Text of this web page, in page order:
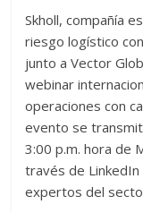
o
o
k
Skholl, compañía
riesgo logístico
junto a Vector
webinar
operaciones con
evento se
3:00 p.m. hora de
través de
expertos del